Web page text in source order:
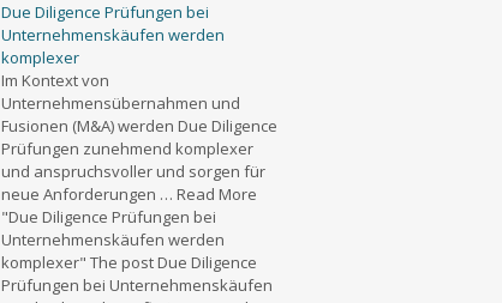
Due Diligence Prüfungen bei
Unternehmenskäufen werden
komplexer
Im Kontext von
Unternehmensübernahmen und
Fusionen (M&A) werden Due Diligence
Prüfungen zunehmend komplexer
und anspruchsvoller und sorgen für
neue Anforderungen … Read More
"Due Diligence Prüfungen bei
Unternehmenskäufen werden
komplexer" The post Due Diligence
Prüfungen bei Unternehmenskäufen